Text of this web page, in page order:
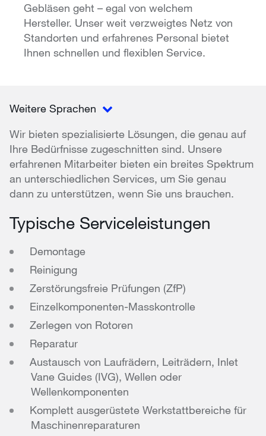
Gebläsen geht – egal von welchem
Hersteller. Unser weit verzweigtes Netz von
Standorten und erfahrenes Personal bietet
Ihnen schnellen und flexiblen Service.
Weitere Sprachen
Wir bieten spezialisierte Lösungen, die genau auf
Ihre Bedürfnisse zugeschnitten sind. Unsere
erfahrenen Mitarbeiter bieten ein breites Spektrum
an unterschiedlichen Services, um Sie genau
dann zu unterstützen, wenn Sie uns brauchen.
Typische Serviceleistungen
Demontage
Reinigung
Zerstörungsfreie Prüfungen (ZfP)
Einzelkomponenten-Masskontrolle
Zerlegen von Rotoren
Reparatur
Austausch von Laufrädern, Leiträdern, Inlet
Vane Guides (IVG), Wellen oder
Wellenkomponenten
Komplett ausgerüstete Werkstattbereiche für
Maschinenreparaturen